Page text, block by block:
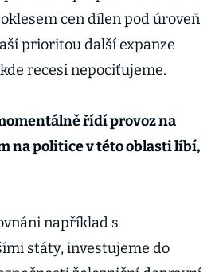
cen dílen pod úroveň
prioritou další expanze
recesi nepociťujeme.
řídí provoz na
na politice v této oblasti líbí,
například s
státy, investujeme do